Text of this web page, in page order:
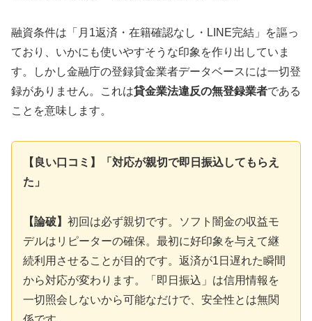
融資条件は「月1返済・在籍確認なし・LINE完結」を謳っ
ており、いかにも使いやすそうな印象を作り出していま
す。しかし金融庁の登録貸金業者データベースには一切登
録がありません。これは貸金業法違反の無登録業者である
ことを意味します。
【良い口コミ】「対応が親切で即日振込してもらえ
た」
【論破】 初回は必ず親切です。ソフト闇金の収益モ
デルはリピーターの確保。最初に好印象を与えて継
続利用させることが目的です。返済が1日遅れた瞬間
から対応が変わります。「即日振込」は信用情報を
一切照会しないから可能なだけで、安全性とは無関